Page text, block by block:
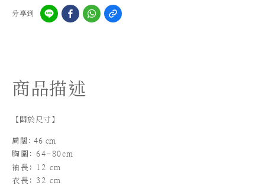
分享到
商品描述
【關於尺寸】
肩闊: 46 cm
胸圍: 64-80cm
袖長 : 12 cm
衣長: 32 cm